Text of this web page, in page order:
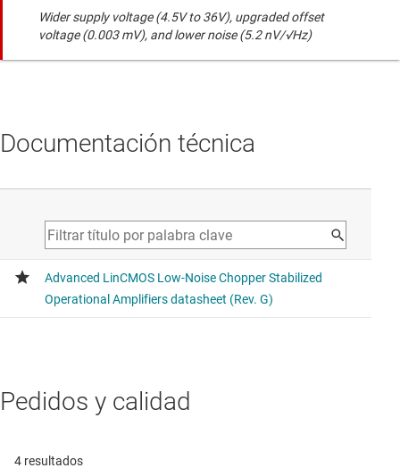
Wider supply voltage (4.5V to 36V), upgraded offset
voltage (0.003 mV), and lower noise (5.2 nV/√Hz)
Documentación técnica
Pedidos y calidad